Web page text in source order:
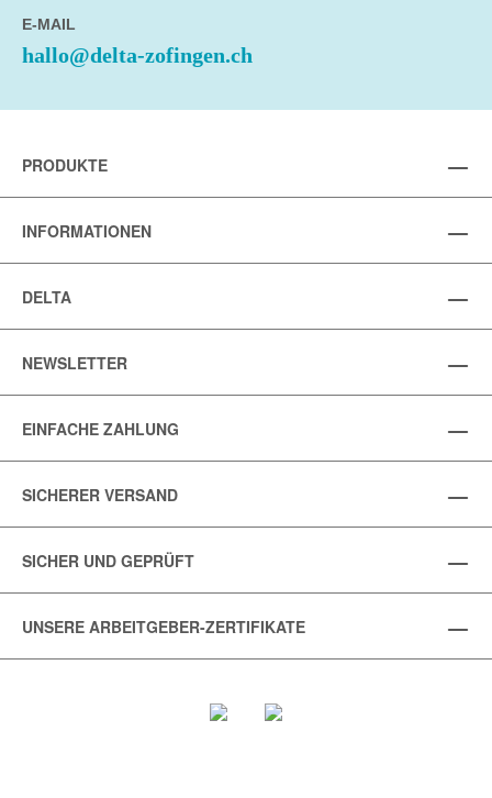
E-MAIL
hallo@delta-zofingen.ch
PRODUKTE
INFORMATIONEN
DELTA
NEWSLETTER
EINFACHE ZAHLUNG
SICHERER VERSAND
SICHER UND GEPRÜFT
UNSERE ARBEITGEBER-ZERTIFIKATE